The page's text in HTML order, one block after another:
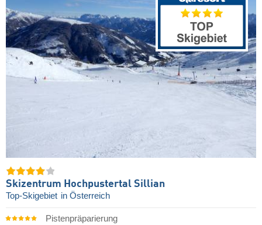
Skizentrum Hochpustertal Sillian
Top-Skigebiet in Österreich
Pistenpräparierung